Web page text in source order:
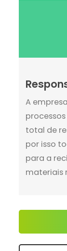
A
total de
por isso
para a
materiais